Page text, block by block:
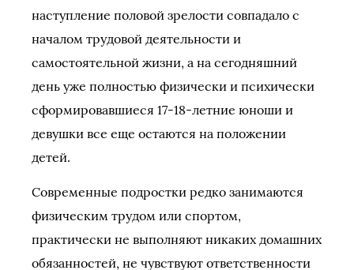
наступление половой зрелости совпадало с
началом трудовой деятельности и
самостоятельной жизни, а на сегодняшний
день уже полностью физически и психически
сформировавшиеся 17-18-летние юноши и
девушки все еще остаются на положении
детей.
Современные подростки редко занимаются
физическим трудом или спортом,
практически не выполняют никаких домашних
обязанностей, не чувствуют ответственности